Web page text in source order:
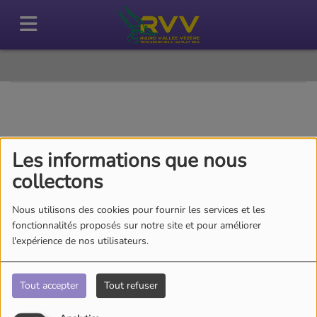
Les informations que nous
collectons
Nous utilisons des cookies pour fournir les services et les
fonctionnalités proposés sur notre site et pour améliorer
l'expérience de nos utilisateurs.
Tout accepter Tout refuser